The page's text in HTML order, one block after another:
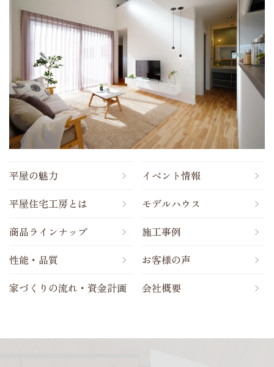
平屋の魅力
平屋住宅工房とは
商品ラインナップ
性能・品質
家づくりの流れ・資金計画
イベント情報
モデルハウス
施工事例
お客様の声
会社概要